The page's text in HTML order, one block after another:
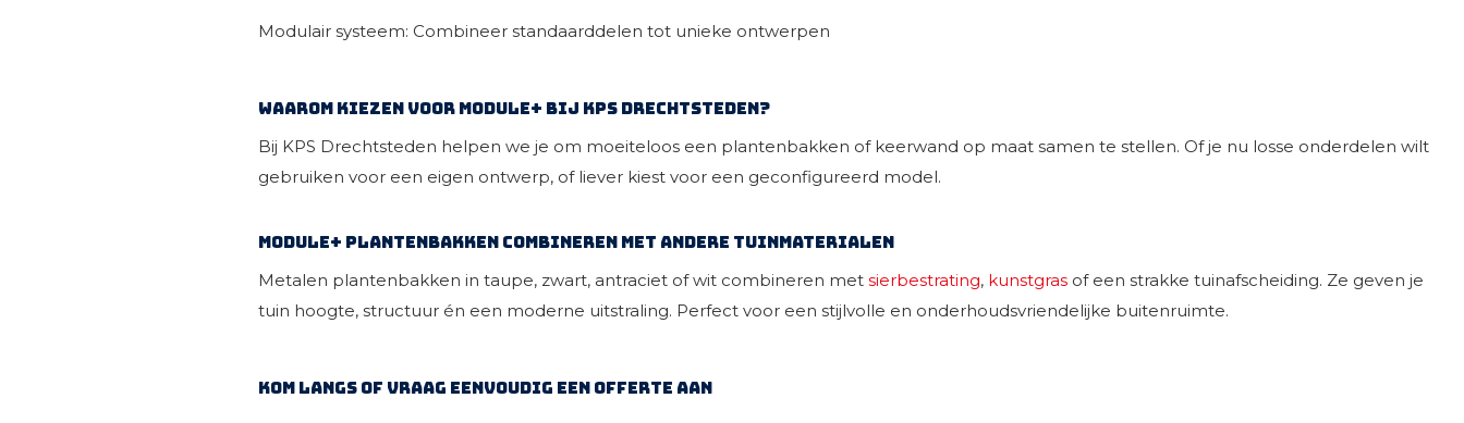
Modulair systeem: Combineer standaarddelen tot unieke ontwerpen
Waarom kiezen voor Module+ bij KPS Drechtsteden?
Bij KPS Drechtsteden helpen we je om moeiteloos een plantenbakken of keerwand op maat samen te stellen. Of je nu losse onderdelen wilt
gebruiken voor een eigen ontwerp, of liever kiest voor een geconfigureerd model.
Module+ plantenbakken combineren met andere tuinmaterialen
Metalen plantenbakken in taupe, zwart, antraciet of wit combineren met sierbestrating, kunstgras of een strakke tuinafscheiding. Ze geven je
tuin hoogte, structuur én een moderne uitstraling. Perfect voor een stijlvolle en onderhoudsvriendelijke buitenruimte.
Kom langs of vraag eenvoudig een offerte aan